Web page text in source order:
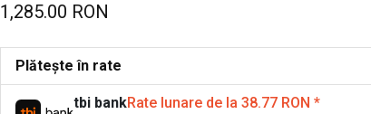
1,285.00 RON
Plătește în rate
tbi bankRate lunare de la 38.77 RON *